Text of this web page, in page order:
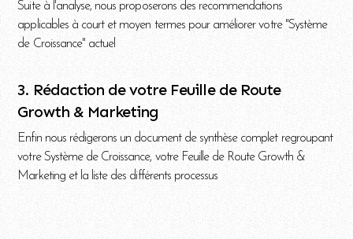
Suite à l'analyse, nous proposerons des recommendations
applicables à court et moyen termes pour améliorer votre "Système
de Croissance" actuel
3. Rédaction de votre Feuille de Route
Growth & Marketing
Enfin nous rédigerons un document de synthèse complet regroupant
votre Système de Croissance, votre Feuille de Route Growth &
Marketing et la liste des différents processus